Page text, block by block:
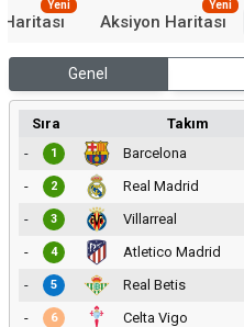
Haritası
Yeni
Aksiyon Haritası
Yeni
Genel
Sıra Takım
-
1 Barcelona
-
2 Real Madrid
-
3 Villarreal
-
4 Atletico Madrid
-
5 Real Betis
-
6 Celta Vigo